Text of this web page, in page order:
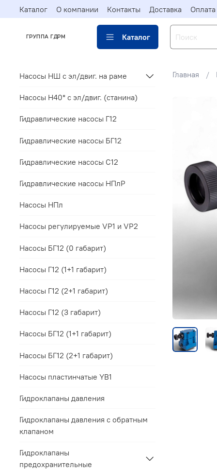
Каталог О компании Контакты Доставка Оплата
ГРУППА ГДРМ Каталог
Главная
Насосы НШ с эл/двиг. на раме
Насосы Н40* c эл/двиг. (станина)
Гидравлические насосы Г12
Гидравлические насосы БГ12
Гидравлические насосы С12
Гидравлические насосы НПлР
Насосы НПл
Насосы регулируемые VP1 и VP2
Насосы БГ12 (0 габарит)
Насосы Г12 (1+1 габарит)
Насосы Г12 (2+1 габарит)
Насосы Г12 (3 габарит)
Насосы БГ12 (1+1 габарит)
Насосы БГ12 (2+1 габарит)
Насосы пластинчатые YB1
Гидроклапаны давления
Гидроклапаны давления с обратным
клапаном
Гидроклапаны
предохранительные